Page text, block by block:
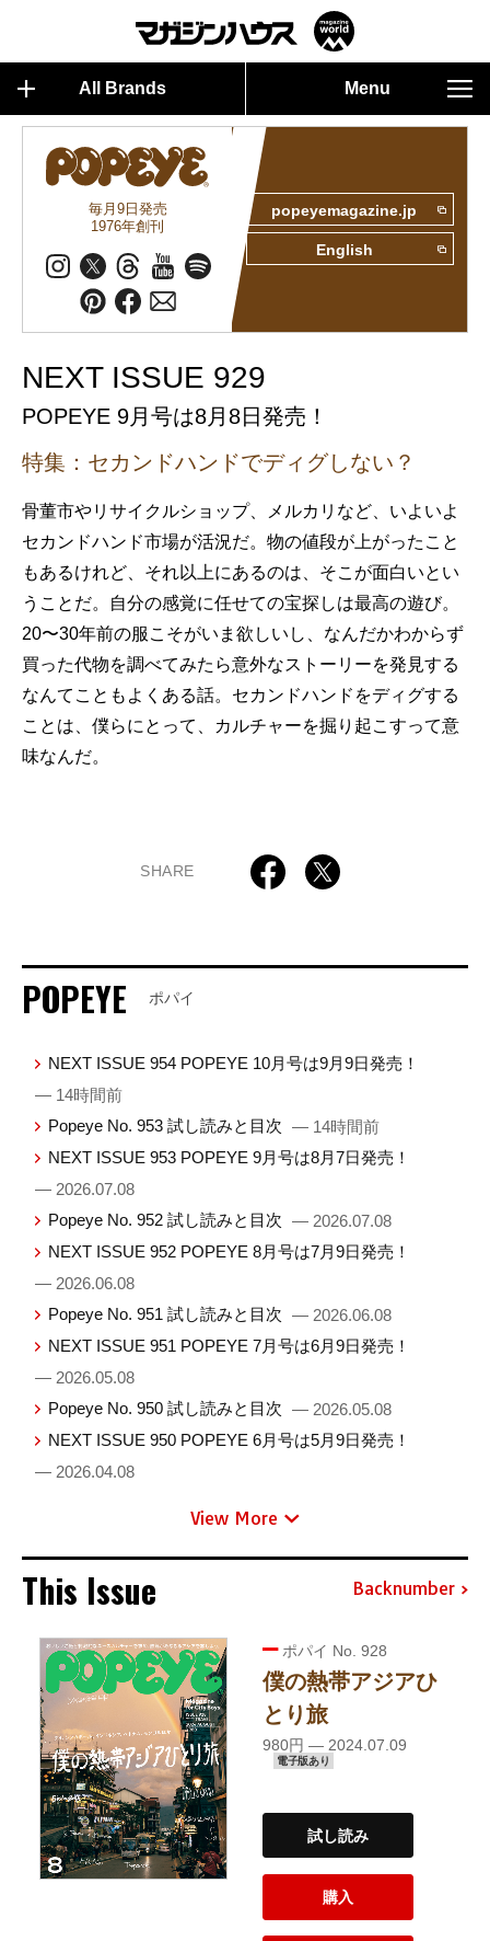
All Brands Menu
毎月9日発売
1976年創刊
popeyemagazine.jp
English
NEXT ISSUE 929
POPEYE 9月号は8月8日発売！
特集：セカンドハンドでディグしない？
骨董市やリサイクルショップ、メルカリなど、いよいよ
セカンドハンド市場が活況だ。物の値段が上がったこと
もあるけれど、それ以上にあるのは、そこが面白いとい
うことだ。自分の感覚に任せての宝探しは最高の遊び。
20〜30年前の服こそがいま欲しいし、なんだかわからず
買った代物を調べてみたら意外なストーリーを発見する
なんてこともよくある話。セカンドハンドをディグする
ことは、僕らにとって、カルチャーを掘り起こすって意
味なんだ。
SHARE
POPEYE ポパイ
NEXT ISSUE 954 POPEYE 10月号は9月9日発売！
— 14時間前
Popeye No. 953 試し読みと目次 — 14時間前
NEXT ISSUE 953 POPEYE 9月号は8月7日発売！
— 2026.07.08
Popeye No. 952 試し読みと目次 — 2026.07.08
NEXT ISSUE 952 POPEYE 8月号は7月9日発売！
— 2026.06.08
Popeye No. 951 試し読みと目次 — 2026.06.08
NEXT ISSUE 951 POPEYE 7月号は6月9日発売！
— 2026.05.08
Popeye No. 950 試し読みと目次 — 2026.05.08
NEXT ISSUE 950 POPEYE 6月号は5月9日発売！
— 2026.04.08
View More
This Issue Backnumber
ポパイ No. 928
僕の熱帯アジアひ
とり旅
980円 — 2024.07.09
電子版あり
試し読み
購入